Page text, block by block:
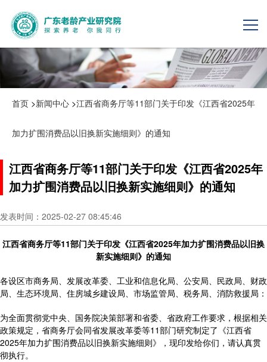
首页 >新闻中心 >江西省商务厅等11部门关于印发《江西省2025年
加力扩围消费品以旧换新实施细则》的通知
江西省商务厅等11部门关于印发《江西省2025年
加力扩围消费品以旧换新实施细则》的通知
发表时间：2025-02-27 08:45:46
江西省商务厅等11部门关于印发《江西省2025年加力扩围消费品以旧换
新实施细则》的通知
各设区市商务局、发展改革委、工业和信息化局、公安局、民政局、财政
局、生态环境局、住房城乡建设局、市场监管局、税务局、消防救援局：
为全面贯彻党中央、国务院决策部署和省委、省政府工作要求，根据相关
政策规定，省商务厅会同省发展改革委等11部门研究制定了《江西省
2025年加力扩围消费品以旧换新实施细则》，现印发给你们，请认真贯
彻执行。